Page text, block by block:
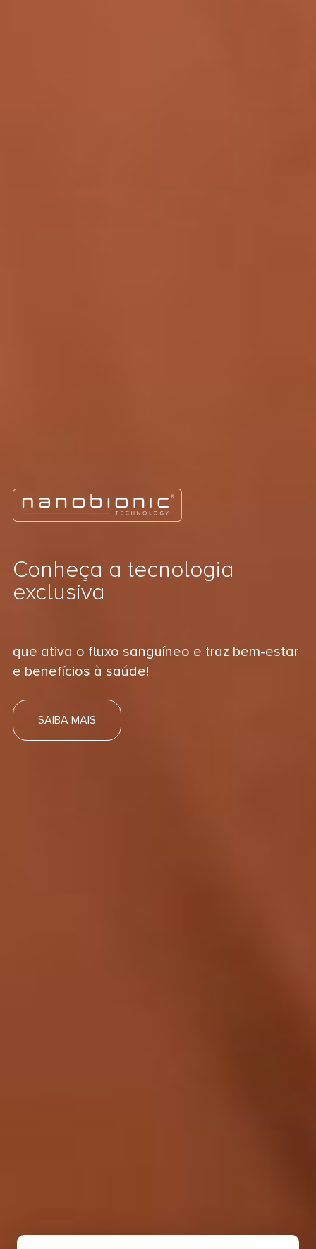
Conheça a tecnologia
exclusiva
que ativa o fluxo sanguíneo e traz bem-estar
e benefícios à saúde!
SAIBA MAIS